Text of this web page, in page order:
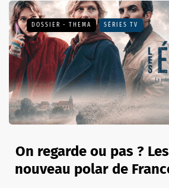
DOSSIER - THEMA SÉRIES TV
On regarde ou pas ?
nouveau polar de